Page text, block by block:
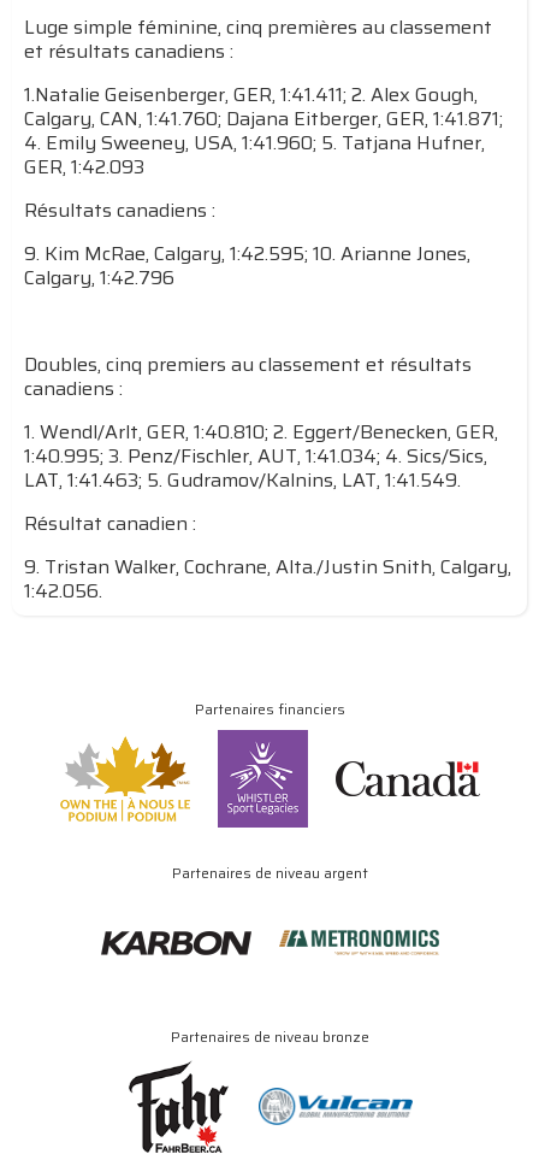
Luge simple féminine, cinq premières au classement
et résultats canadiens :
1.Natalie Geisenberger, GER, 1:41.411; 2. Alex Gough,
Calgary, CAN, 1:41.760; Dajana Eitberger, GER, 1:41.871;
4. Emily Sweeney, USA, 1:41.960; 5. Tatjana Hufner,
GER, 1:42.093
Résultats canadiens :
9. Kim McRae, Calgary, 1:42.595; 10. Arianne Jones,
Calgary, 1:42.796
Doubles, cinq premiers au classement et résultats
canadiens :
1. Wendl/Arlt, GER, 1:40.810; 2. Eggert/Benecken, GER,
1:40.995; 3. Penz/Fischler, AUT, 1:41.034; 4. Sics/Sics,
LAT, 1:41.463; 5. Gudramov/Kalnins, LAT, 1:41.549.
Résultat canadien :
9. Tristan Walker, Cochrane, Alta./Justin Snith, Calgary,
1:42.056.
Partenaires financiers
Partenaires de niveau argent
Partenaires de niveau bronze